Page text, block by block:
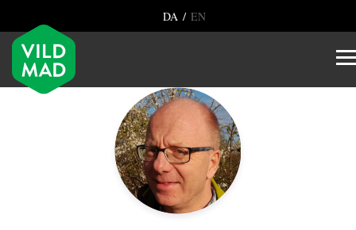
DA / EN